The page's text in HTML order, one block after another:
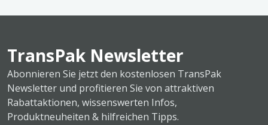
TransPak Newsletter
Abonnieren Sie jetzt den kostenlosen TransPak
Newsletter und profitieren Sie von attraktiven
Rabattaktionen, wissenswerten Infos,
Produktneuheiten & hilfreichen Tipps.